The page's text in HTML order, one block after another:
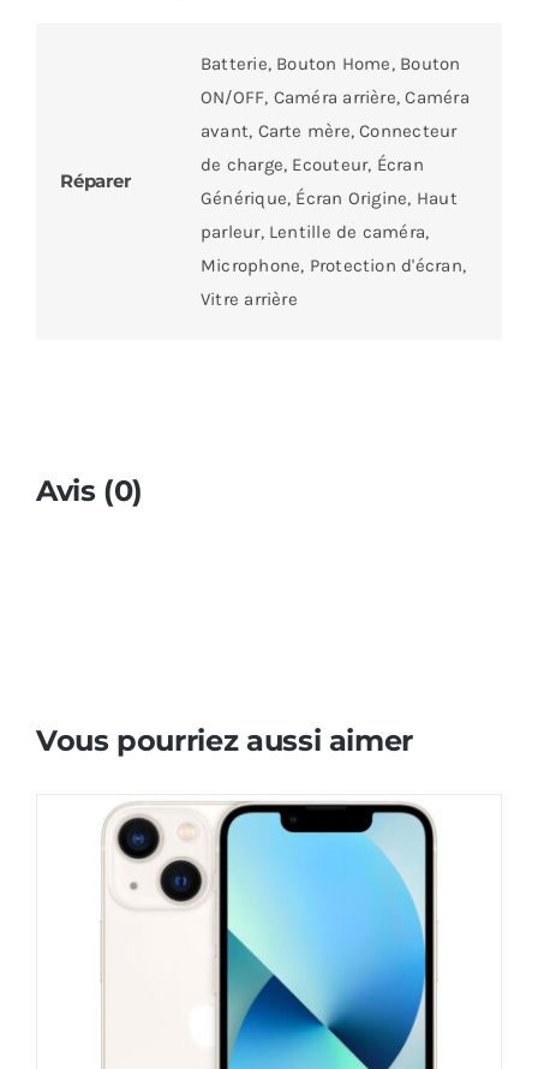
Réparer
Batterie, Bouton Home, Bouton
ON/OFF, Caméra arrière, Caméra
avant, Carte mère, Connecteur
de charge, Ecouteur, Écran
Générique, Écran Origine, Haut
parleur, Lentille de caméra,
Microphone, Protection d'écran,
Vitre arrière
Avis (0)
Vous pourriez aussi aimer